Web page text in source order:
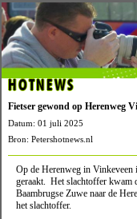
HOTNEWS
Fietser gewond op Herenweg
Datum: 01 juli 2025
Bron: Petershotnews.nl
Op de Herenweg in Vinkeveen
geraakt. Het slachtoffer kwam
Baambrugse Zuwe naar de
het slachtoffer.